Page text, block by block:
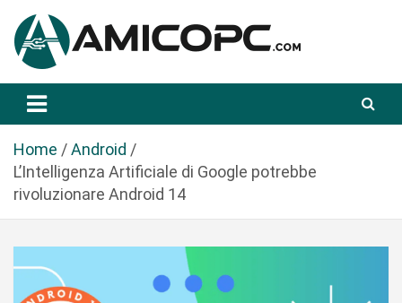
a
Amicopc.com
Home
Android
L’Intelligenza Artificiale di Google potrebbe
rivoluzionare Android 14